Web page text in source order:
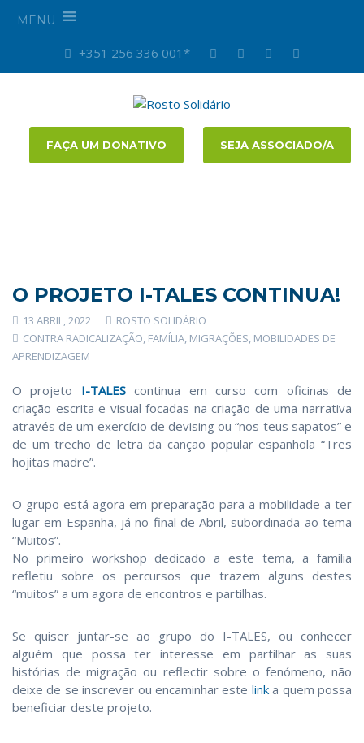
MENU
+351 256 336 001*
FAÇA UM DONATIVO SEJA ASSOCIADO/A
O PROJETO I-TALES CONTINUA!
13 ABRIL, 2022
ROSTO SOLIDÁRIO
CONTRA RADICALIZAÇÃO, FAMÍLIA, MIGRAÇÕES, MOBILIDADES DE
APRENDIZAGEM
O projeto I-TALEScontinua em curso com oficinas de
criação escrita e visual focadas na criação de uma narrativa
através de um exercício de devising ou “nos teus sapatos” e
de um trecho de letra da canção popular espanhola “Tres
hojitas madre”.
O grupo está agora em preparação para a mobilidade a ter
lugar em Espanha, já no final de Abril, subordinada ao tema
“Muitos”.
No primeiro workshop dedicado a este tema, a família
refletiu sobre os percursos que trazem alguns destes
“muitos” a um agora de encontros e partilhas.
Se quiser juntar-se ao grupo do I-TALES, ou conhecer
alguém que possa ter interesse em partilhar as suas
histórias de migração ou reflectir sobre o fenómeno, não
deixe de se inscrever ou encaminhar este linka quem possa
beneficiar deste projeto.